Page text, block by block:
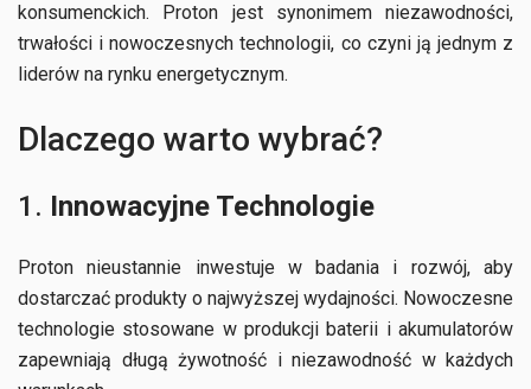
konsumenckich. Proton jest synonimem niezawodności,
trwałości i nowoczesnych technologii, co czyni ją jednym z
liderów na rynku energetycznym.
Dlaczego warto wybrać?
1. Innowacyjne Technologie
Proton nieustannie inwestuje w badania i rozwój, aby
dostarczać produkty o najwyższej wydajności. Nowoczesne
technologie stosowane w produkcji baterii i akumulatorów
zapewniają długą żywotność i niezawodność w każdych